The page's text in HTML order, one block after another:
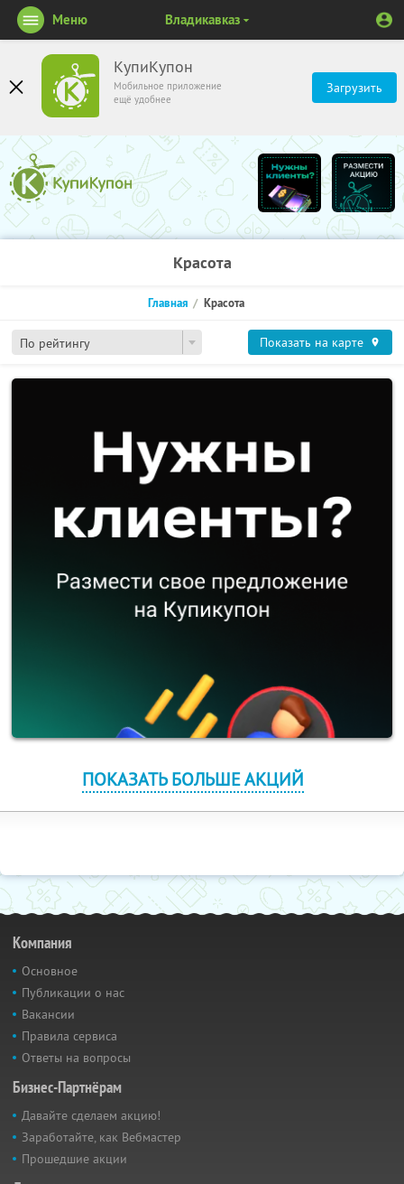
КупиКупон
Мобильное приложение
ещё удобнее
Загрузить
Меню Владикавказ
Красота
По рейтингу
Главная Красота
Показать на карте
ПОКАЗАТЬ БОЛЬШЕ АКЦИЙ
Компания
Основное
Публикации о нас
Вакансии
Правила сервиса
Ответы на вопросы
Бизнес-Партнёрам
Давайте сделаем акцию!
Заработайте, как Вебмастер
Прошедшие акции